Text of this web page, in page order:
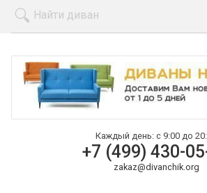
Оплата и доставка
Контакты
Каждый день: с 9:00 до
+7 (499) 430-
zakaz@divanchik.org